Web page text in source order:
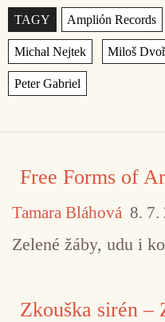
Štítky
Free Forms of
Tamara Bláhová 8. 7.
Zelené žáby, udu i
Zkouška sirén –